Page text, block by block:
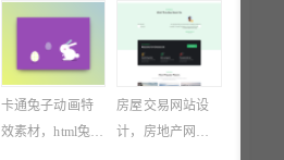
卡通兔子动画特
效素材，html兔子
房屋交易网站设
计，房地产网页